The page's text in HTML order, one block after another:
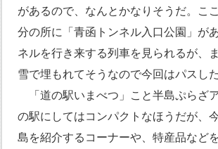
があるので、なんとかなりそうだ。こ
分の所に「青函トンネル入口公園」が
ネルを行き来する列車を見られるが、
雪で埋もれてそうなので今回はパスした
「道の駅いまべつ」こと半島ぷらざ
の駅にしてはコンパクトなほうだが、
島を紹介するコーナーや、特産品など